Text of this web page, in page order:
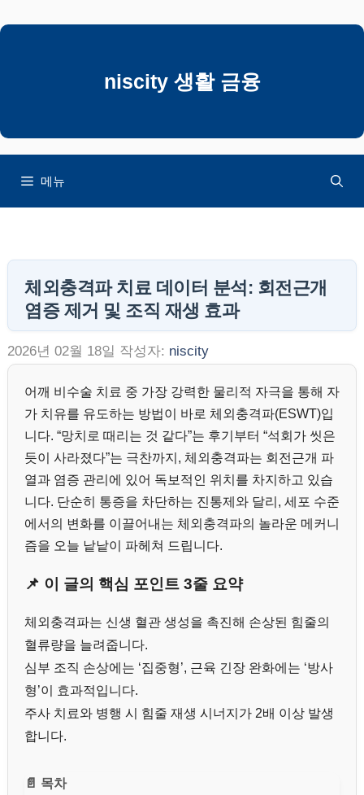
텐
뛰
niscity 생활 금융
메뉴
체외충격파 치료 데이터 분석: 회전근개
염증 제거 및 조직 재생 효과
2026년 02월 18일 작성자: niscity
어깨 비수술 치료 중 가장 강력한 물리적 자극을 통해 자
가 치유를 유도하는 방법이 바로 체외충격파(ESWT)입
니다. “망치로 때리는 것 같다”는 후기부터 “석회가 씻은
듯이 사라졌다”는 극찬까지, 체외충격파는 회전근개 파
열과 염증 관리에 있어 독보적인 위치를 차지하고 있습
니다. 단순히 통증을 차단하는 진통제와 달리, 세포 수준
에서의 변화를 이끌어내는 체외충격파의 놀라운 메커니
즘을 오늘 낱낱이 파헤쳐 드립니다.
📌 이 글의 핵심 포인트 3줄 요약
체외충격파는 신생 혈관 생성을 촉진해 손상된 힘줄의
혈류량을 늘려줍니다.
심부 조직 손상에는 ‘집중형’, 근육 긴장 완화에는 ‘방사
형’이 효과적입니다.
주사 치료와 병행 시 힘줄 재생 시너지가 2배 이상 발생
합니다.
📄 목차